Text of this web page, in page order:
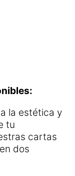
la estética y
tu
cartas
dos